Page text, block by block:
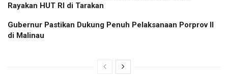
Rayakan HUT RI di Tarakan
Gubernur Pastikan Dukung Penuh Pelaksanaan Porprov II
di Malinau